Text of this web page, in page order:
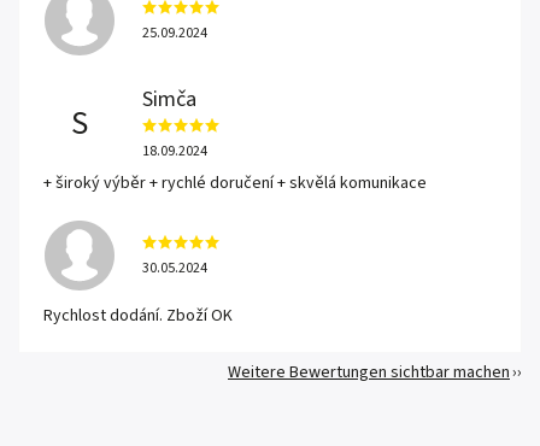
25.09.2024
S
Simča
18.09.2024
+ široký výběr + rychlé doručení + skvělá komunikace
30.05.2024
Rychlost dodání. Zboží OK
Weitere Bewertungen sichtbar machen